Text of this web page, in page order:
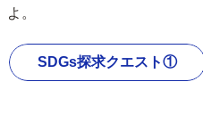
よ。
SDGs探求クエスト①